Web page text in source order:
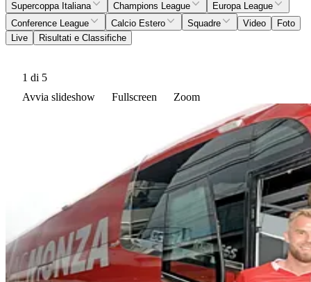
Supercoppa Italiana
Champions League
Europa League
Conference League
Calcio Estero Squadre Video
Foto
Live
Risultati e Classifiche
1 di 5
Avvia slideshow
Fullscreen Zoom